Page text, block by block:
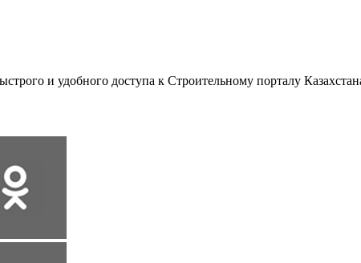
и удобного доступа к Строительному порталу